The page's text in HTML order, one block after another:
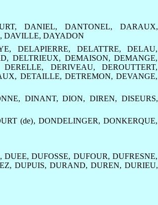
,DANIEL, DANTONEL, DARAUX,
, DAVILLE, DAYADON
, DELAPIERRE, DELATTRE,DELAU,
, DELTRIEUX, DEMAISON,DEMANGE,
DERELLE, DERIVEAU,DEROUTTERT,
, DETAILLE, DETREMON,DEVANGE,
, DINANT,DION, DIREN, DISEURS,
(de), DONDELINGER,DONKERQUE,
, DUEE,DUFOSSE, DUFOUR,DUFRESNE,
, DUPUIS, DURAND, DUREN, DURIEU,